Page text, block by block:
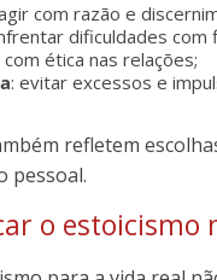
com razão e
dificuldades com
com ética nas relações;
: evitar excessos e
refletem
pessoal.
o estoicismo